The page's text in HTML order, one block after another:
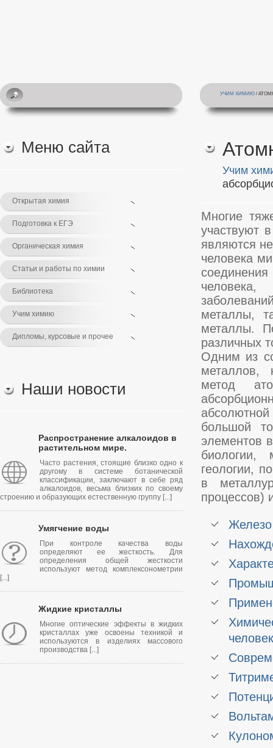
УЧИМ ХИМИЮ /
Меню сайта
Открытая химия
Подготовка к ЕГЭ
Органическая химия
Статьи и работы по химии
Библиотека
Учим химию
Дипломы, курсовые и прочее
Наши новости
Распространение алкалоидов в
растительном мире.
Часто растения, стоящие близко одно к
другому в системе ботанической
классификации, заключают в себе ряд
алкалоидов, весьма близких по своему
строению и образующих естественную группу [...]
Умягчение воды
При контроле качества воды
определяют ее жесткость. Для
определения общей жесткости
используют метод комплексонометрии
[...]
Жидкие кристаллы
Многие оптические эффекты в жидких
кристаллах уже освоены техникой и
используются в изделиях массового
производства [...]
Учим
Многие
участвуют
являются
человека
металлы,
металлы.
различных
Одним из
металлов,
метод
большой
элементов
биологии,
геологии,
в
процессов)